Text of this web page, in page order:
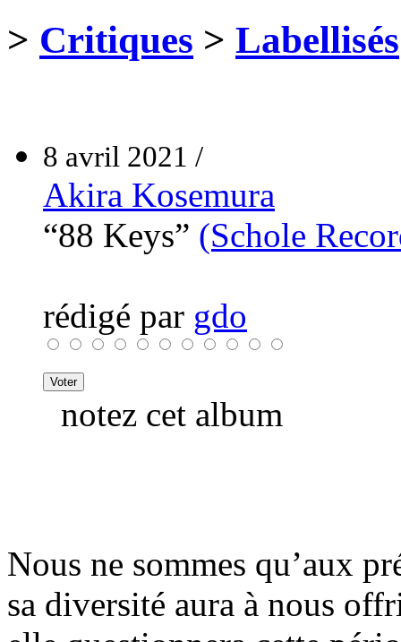
> Critiques > Labellisés
8 avril 2021 /
Akira Kosemura
“88 Keys” (Schole
rédigé par gdo
notez cet album
Nous ne sommes qu’aux
sa diversité aura à nous